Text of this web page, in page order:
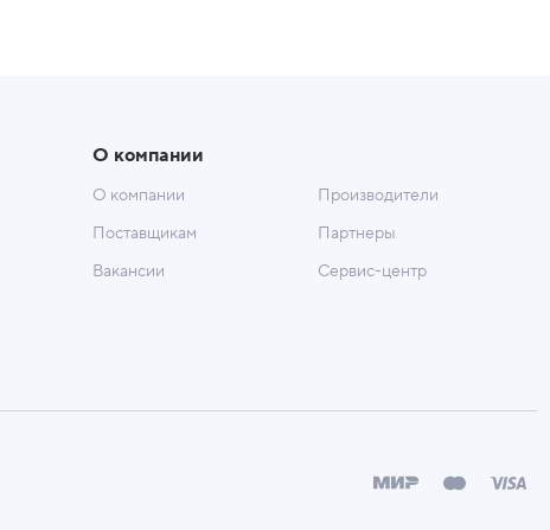
О компании
О компании
Поставщикам
Вакансии
Производители
Партнеры
Сервис-центр